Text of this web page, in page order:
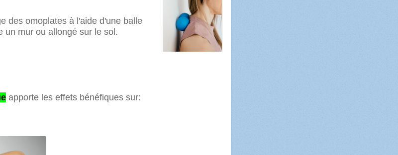
des omoplates à l'aide d'une balle
un mur ou allongé sur le sol.
apporte les effets bénéfiques sur: